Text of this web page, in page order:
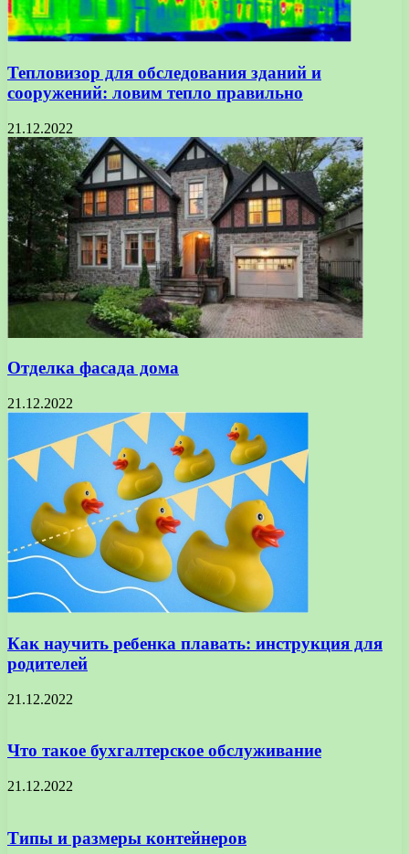
Тепловизор для обследования зданий и
сооружений: ловим тепло правильно
21.12.2022
Отделка фасада дома
21.12.2022
Как научить ребенка плавать: инструкция для
родителей
21.12.2022
Что такое бухгалтерское обслуживание
21.12.2022
Типы и размеры контейнеров